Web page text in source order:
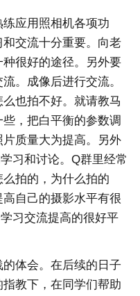
应用照相机各项功
交流十分重要。向老
很好的途径。另外要
。成像后进行交流。
也拍不好。就请教马
，把白平衡的参数调
质量大为提高。另外
习和讨论。Q群里经常
拍的，为什么拍的
自己的摄影水平有很
习交流提高的很好平
体会。在后续的日子
教下，在同学们帮助